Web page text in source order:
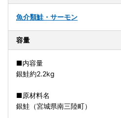
魚介類鮭・サーモン
容量
■内容量
銀鮭約2.2kg
■原材料名
銀鮭（宮城県南三陸町）